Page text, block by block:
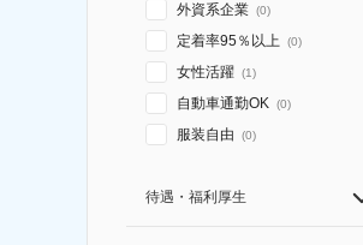
外資系企業 (0)
定着率95％以上 (0)
女性活躍 (1)
自動車通勤OK (0)
服装自由 (0)
待遇・福利厚生